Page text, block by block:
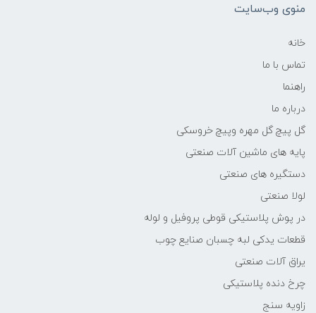
منوی وب‌سایت
خانه
تماس با ما
راهنما
درباره ما
گل پیچ گل مهره وپیچ خروسکی
پایه های ماشین آلات صنعتی
دستگیره های صنعتی
لولا صنعتی
در پوش پلاستیکی قوطی پروفیل و لوله
قطعات یدکی لبه چسبان صنایع چوب
یراق آلات صنعتی
چرخ دنده پلاستیکی
زاویه سنج